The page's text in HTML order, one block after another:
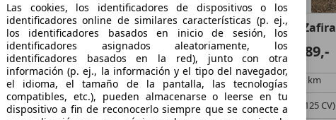
Skoda Kamiq1.0 TSI Ambition 81kW DSG
€ 14.470,-
46.172 km
07/2021
81 kW (110 CV)
Ocasión
Opel Zafira
€ 3.989,-
170.000 km
92 kW (125 CV)
Las cookies, los identificadores de dispositivos o los
identificadores online de similares características (p. ej.,
los identificadores basados en inicio de sesión, los
identificadores asignados aleatoriamente, los
identificadores basados en la red), junto con otra
información (p. ej., la información y el tipo del navegador,
el idioma, el tamaño de la pantalla, las tecnologías
compatibles, etc.), pueden almacenarse o leerse en tu
dispositivo a fin de reconocerlo siempre que se conecte a